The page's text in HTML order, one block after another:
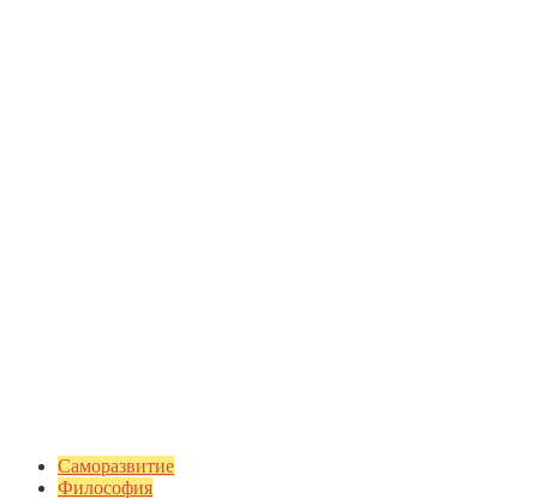
Саморазвитие
Философия